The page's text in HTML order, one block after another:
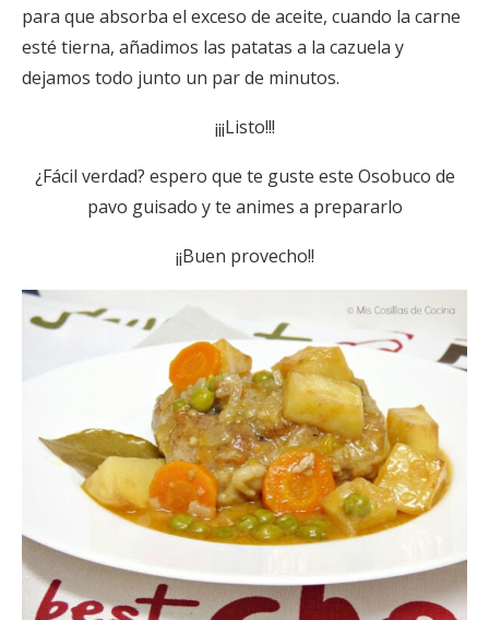
para que absorba el exceso de aceite, cuando la carne
esté tierna, añadimos las patatas a la cazuela y
dejamos todo junto un par de minutos.
¡¡¡Listo!!!
¿Fácil verdad? espero que te guste este Osobuco de
pavo guisado y te animes a prepararlo
¡¡Buen provecho!!